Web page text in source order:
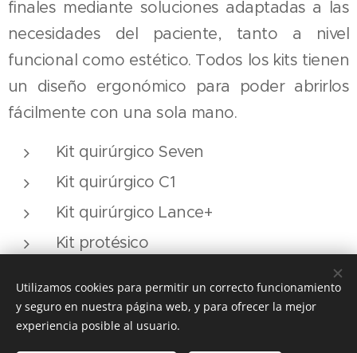
finales mediante soluciones adaptadas a las
necesidades del paciente, tanto a nivel
funcional como estético. Todos los kits tienen
un diseño ergonómico para poder abrirlos
fácilmente con una sola mano.
Kit quirúrgico Seven
Kit quirúrgico C1
Kit quirúrgico Lance+
Kit protésico
Kit perfilador de hueso
Kit de compresión ósea
Utilizamos cookies para permitir un correcto funcionamiento
y seguro en nuestra página web, y para ofrecer la mejor
experiencia posible al usuario.